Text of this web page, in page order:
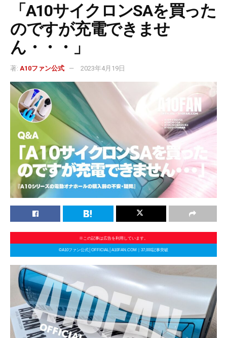
「A10サイクロンSAを買った
のですが充電できませ
ん・・・」
著: A10ファン公式 2023年4月19日
※この記事は広告を利用しています。
©A10ファン公式│OFFICIAL│A10FAN.COM｜37,000記事突破